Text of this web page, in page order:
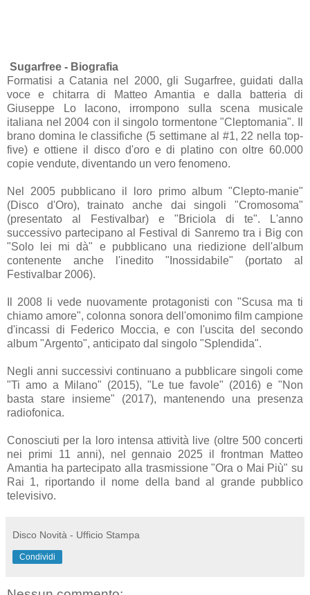
Sugarfree - Biografia
Formatisi a Catania nel 2000, gli Sugarfree, guidati dalla
voce e chitarra di Matteo Amantia e dalla batteria di
Giuseppe Lo Iacono, irrompono sulla scena musicale
italiana nel 2004 con il singolo tormentone "Cleptomania". Il
brano domina le classifiche (5 settimane al #1, 22 nella top-
five) e ottiene il disco d'oro e di platino con oltre 60.000
copie vendute, diventando un vero fenomeno.
Nel 2005 pubblicano il loro primo album "Clepto-manie"
(Disco d'Oro), trainato anche dai singoli "Cromosoma"
(presentato al Festivalbar) e "Briciola di te". L'anno
successivo partecipano al Festival di Sanremo tra i Big con
"Solo lei mi dà" e pubblicano una riedizione dell'album
contenente anche l'inedito "Inossidabile" (portato al
Festivalbar 2006).
Il 2008 li vede nuovamente protagonisti con "Scusa ma ti
chiamo amore", colonna sonora dell'omonimo film campione
d'incassi di Federico Moccia, e con l'uscita del secondo
album "Argento", anticipato dal singolo "Splendida".
Negli anni successivi continuano a pubblicare singoli come
"Ti amo a Milano" (2015), "Le tue favole" (2016) e "Non
basta stare insieme" (2017), mantenendo una presenza
radiofonica.
Conosciuti per la loro intensa attività live (oltre 500 concerti
nei primi 11 anni), nel gennaio 2025 il frontman Matteo
Amantia ha partecipato alla trasmissione "Ora o Mai Più" su
Rai 1, riportando il nome della band al grande pubblico
televisivo.
Disco Novità - Ufficio Stampa
Condividi